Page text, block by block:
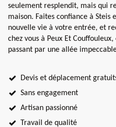
seulement resplendit, mais qui
maison. Faites confiance à
nouvelle vie à votre entrée, et
chez vous à Peux Et
passant par une allée
Devis et déplacement
Sans engagement
Artisan passionné
Travail de qualité